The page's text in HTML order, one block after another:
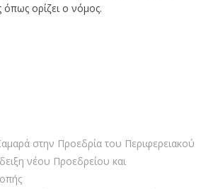
όπως ορίζει ο νόμος.
στην Προεδρία του Περιφερειακού
νέου Προεδρείου και